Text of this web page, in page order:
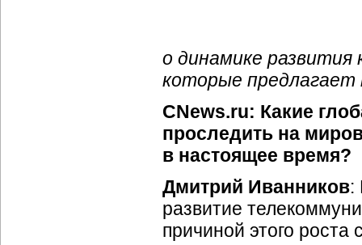
о динамике
которые предлагает
CNews.ru: Какие
проследить на
в настоящее время?
Дмитрий Иванников:
развитие
причиной этого роста